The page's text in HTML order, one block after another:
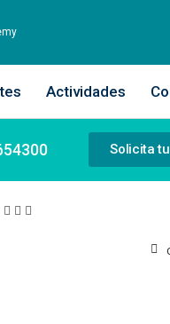
Actividades
Solicita